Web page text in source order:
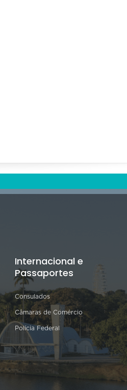
Internacional e
Passaportes
Consulados
Câmaras de Comércio
Polícia Federal